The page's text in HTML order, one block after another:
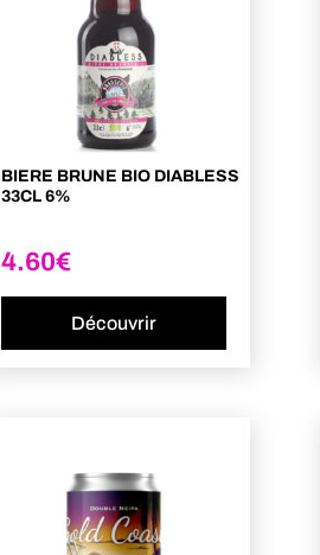
BIERE BRUNE BIO DIABLESS
33CL 6%
4.60€
Découvrir